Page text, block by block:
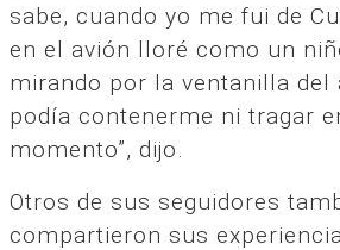
sabe, cuando yo me fui de
en el avión lloré como un
mirando por la ventanilla del
podía contenerme ni tragar
momento”, dijo.
Otros de sus seguidores
compartieron sus